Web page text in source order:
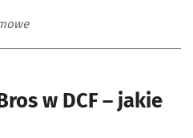
w DCF – jakie